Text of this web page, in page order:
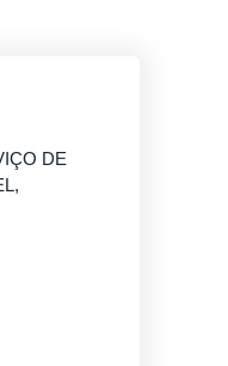
DE